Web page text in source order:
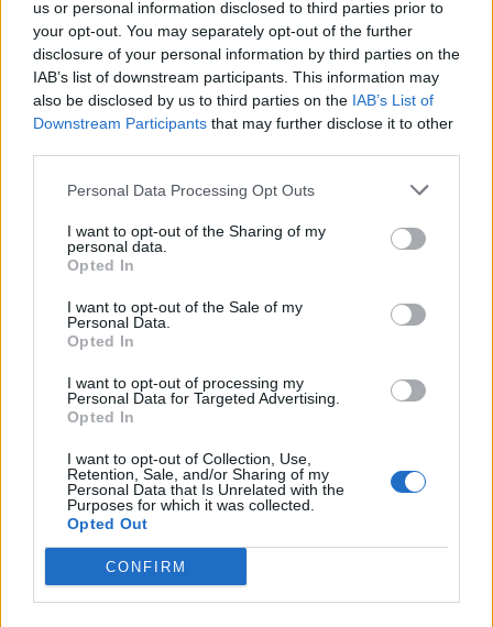
us or personal information disclosed to third parties prior to
your opt-out. You may separately opt-out of the further
disclosure of your personal information by third parties on the
IAB’s list of downstream participants. This information may
also be disclosed by us to third parties on the IAB’s List of
Downstream Participants that may further disclose it to other
Personal Data Processing Opt Outs
I want to opt-out of the Sharing of my
personal data.
Opted In
I want to opt-out of the Sale of my
Personal Data.
Opted In
I want to opt-out of processing my
Personal Data for Targeted Advertising.
Opted In
I want to opt-out of Collection, Use,
Retention, Sale, and/or Sharing of my
Personal Data that Is Unrelated with the
Purposes for which it was collected.
Opted Out
CONFIRM
+ Manuel Turizo
Discografía Biografía Curiosidades Ranking Fotos
Foro
Biografía de Manuel Turizo
Manuel Turizo: Una Estrella en Ascenso que
Redefinió la Música Latina
Manuel Turizoestá en la posición459
noviembre de 2018.
¿Apoyar a Manuel Turizo?
290 7